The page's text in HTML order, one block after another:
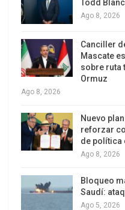
la municipalidad de
defender la
popular hasta el final.
Además, el
repuestas aportadas
En Lima aseguran
polarizarse aún más.
Todd
Ago 8, 2026
Canciller
Mascate
sobre ruta
Ormuz
Ago 8, 2026
Nuevo
reforzar
de política
Ago 8, 2026
Bloqueo
Saudí:
Ago 5, 2026